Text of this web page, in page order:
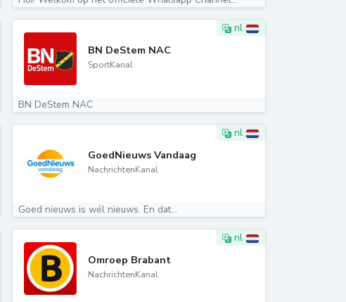
nl
BN DeStem NAC
SportKanal
BN DeStem NAC
nl
GoedNieuws Vandaag
NachrichtenKanal
Goed nieuws is wél nieuws. En dat...
nl
Omroep Brabant
NachrichtenKanal